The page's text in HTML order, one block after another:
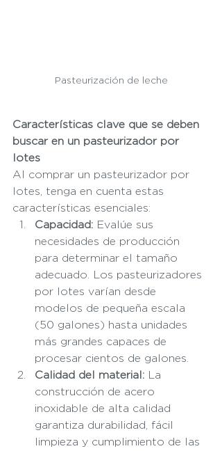
Pasteurización de leche
Características clave que se deben
buscar en un pasteurizador por
lotes
Al comprar un pasteurizador por
lotes, tenga en cuenta estas
características esenciales:
Capacidad: Evalúe sus
necesidades de producción
para determinar el tamaño
adecuado. Los pasteurizadores
por lotes varían desde
modelos de pequeña escala
(50 galones) hasta unidades
más grandes capaces de
procesar cientos de galones.
Calidad del material: La
construcción de acero
inoxidable de alta calidad
garantiza durabilidad, fácil
limpieza y cumplimiento de las